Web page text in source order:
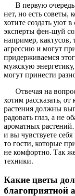
В первую
нет, но есть советы,
хотите создать уют
эксперты фен-шуй
например, кактусов,
агрессию и могут
придерживаемся
мужскую
могут принести
Отвечая на
хотим рассказать,
растения должны
радовать глаз, а не
ароматных
и вы чувствуете
то гости, которые
не комфортно. Так
техники.
Какие цветы
благоприятной